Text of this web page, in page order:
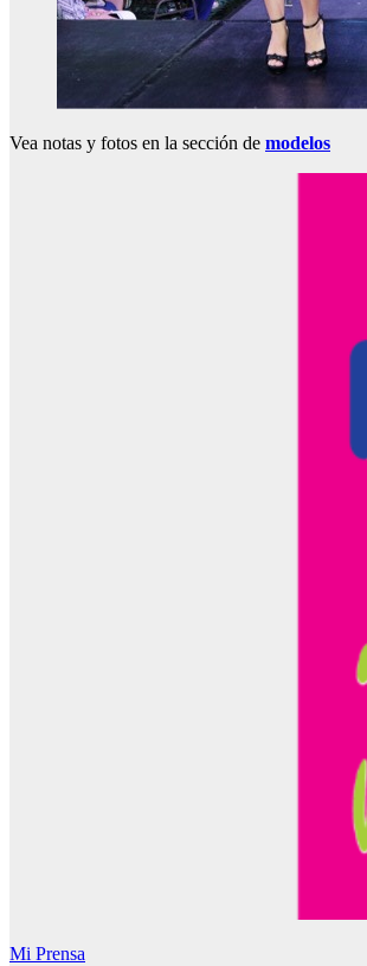
Vea notas y fotos en la sección de modelos
Mi Prensa